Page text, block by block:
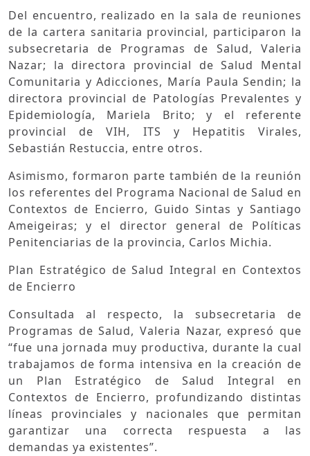
Del encuentro, realizado en la sala de reuniones
de la cartera sanitaria provincial, participaron la
subsecretaria de Programas de Salud, Valeria
Nazar; la directora provincial de Salud Mental
Comunitaria y Adicciones, María Paula Sendin; la
directora provincial de Patologías Prevalentes y
Epidemiología, Mariela Brito; y el referente
provincial de VIH, ITS y Hepatitis Virales,
Sebastián Restuccia, entre otros.
Asimismo, formaron parte también de la reunión
los referentes del Programa Nacional de Salud en
Contextos de Encierro, Guido Sintas y Santiago
Ameigeiras; y el director general de Políticas
Penitenciarias de la provincia, Carlos Michia.
Plan Estratégico de Salud Integral en Contextos
de Encierro
Consultada al respecto, la subsecretaria de
Programas de Salud, Valeria Nazar, expresó que
“fue una jornada muy productiva, durante la cual
trabajamos de forma intensiva en la creación de
un Plan Estratégico de Salud Integral en
Contextos de Encierro, profundizando distintas
líneas provinciales y nacionales que permitan
garantizar una correcta respuesta a las
demandas ya existentes”.